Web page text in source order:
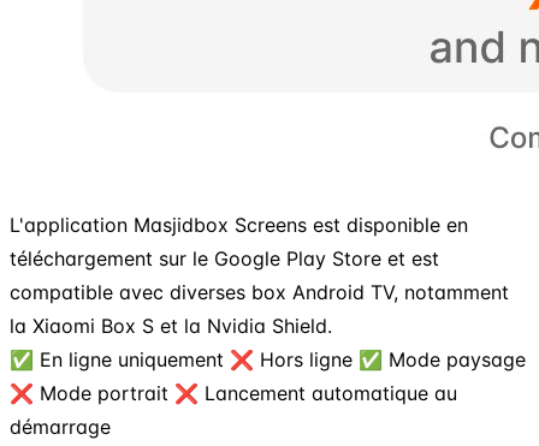
L'application Masjidbox Screens est disponible en
téléchargement sur le Google Play Store et est
compatible avec diverses box Android TV, notamment
la Xiaomi Box S et la Nvidia Shield.
✅ En ligne uniquement ❌ Hors ligne ✅ Mode paysage
❌ Mode portrait ❌ Lancement automatique au
démarrage